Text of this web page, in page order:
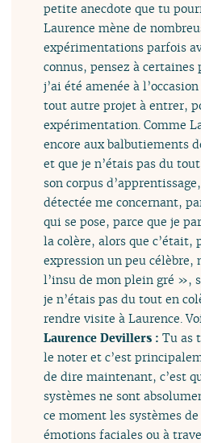
petite anecdote que tu
Laurence mène de
expérimentations parfois
connus, pensez à certaines
j’ai été amenée à
tout autre projet à entrer,
expérimentation. Comme
encore aux balbutiements
et que je n’étais pas du
son corpus
détectée me concernant,
qui se pose, parce que je
la colère, alors que c’était,
expression un peu
l’insu de mon plein gré »,
je n’étais pas du tout en
rendre visite à Laurence.
Laurence Devillers :Tu as
le noter et c’est
de dire maintenant, c’est
systèmes ne sont
ce moment les systèmes
émotions faciales ou à